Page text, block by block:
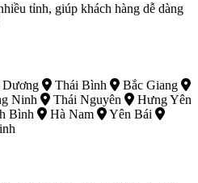
tỉnh, giúp khách hàng dễ dàng
Dương Thái Bình
Bắc Giang
Ninh Thái Nguyên
Hưng Yên
Bình Hà Nam
Yên Bái